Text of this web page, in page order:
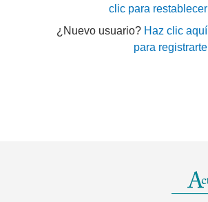
clic para restablecer
¿Nuevo usuario? Haz clic aquí
para registrarte